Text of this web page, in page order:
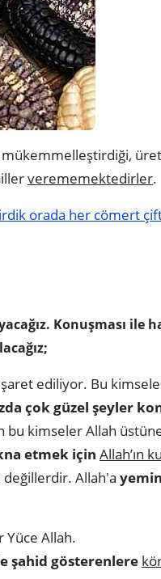
mükemmelleştirdiği,
verememektedirler.
orada her cömert
Konuşması ile
ediliyor. Bu
çok güzel şeyler
bu kimseler Allah üstüne
etmek için Allah’ın
değillerdir. Allah'a
Allah.
şahid gösterenlere